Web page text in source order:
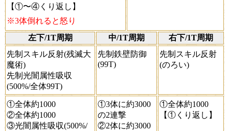
【①〜④くり返し】
※3体倒れると怒り
左下/1T周期 中/1T周期
右下/1T周期
先制スキル反射(残滅大
魔術)
先制光闇属性吸収
(500%/全体99T)
先制鉄壁防御
(99T)
先制スキル反射
(のろい)
①全体約1000
②全体約1000
③光闇属性吸収(500%/
①3体に約3000
の2連撃
②2体に約3000
①全体約1000
【①くり返し】